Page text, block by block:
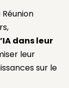
dans leur
leur
sur le